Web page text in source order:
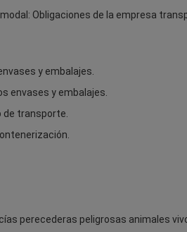
Obligaciones de la empresa
y embalajes.
envases y embalajes.
de transporte.
perecederas peligrosas animales